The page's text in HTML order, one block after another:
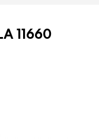
11660